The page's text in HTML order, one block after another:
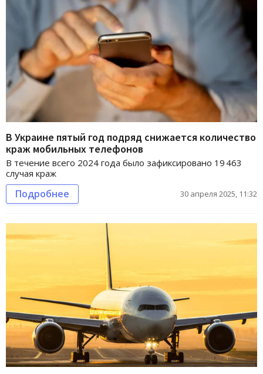
В Украине пятый год подряд снижается количество
краж мобильных телефонов
В течение всего 2024 года было зафиксировано 19 463
случая краж
Подробнее 30 апреля 2025, 11:32